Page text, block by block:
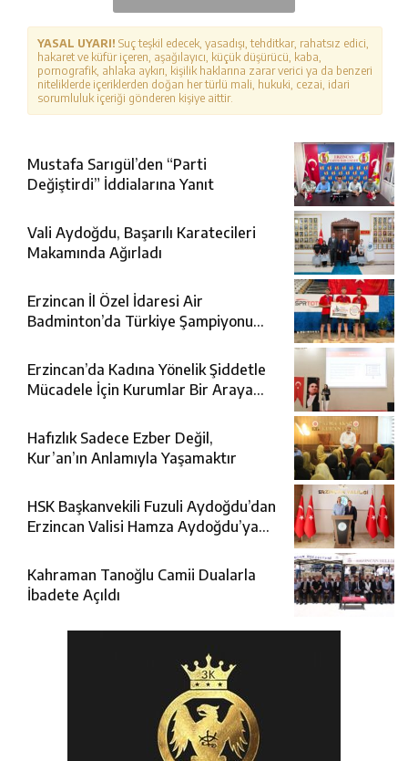
YASAL UYARI! Suç teşkil edecek, yasadışı, tehditkar, rahatsız edici,
hakaret ve küfür içeren, aşağılayıcı, küçük düşürücü, kaba,
pornografik, ahlaka aykırı, kişilik haklarına zarar verici ya da benzeri
niteliklerde içeriklerden doğan her türlü mali, hukuki, cezai, idari
sorumluluk içeriği gönderen kişiye aittir.
Mustafa Sarıgül’den “Parti
Değiştirdi” İddialarına Yanıt
Vali Aydoğdu, Başarılı Karatecileri
Makamında Ağırladı
Erzincan İl Özel İdaresi Air
Badminton’da Türkiye Şampiyonu
Erzincan’da Kadına Yönelik Şiddetle
Mücadele İçin Kurumlar Bir Araya
Hafızlık Sadece Ezber Değil,
Kur’an’ın Anlamıyla Yaşamaktır
HSK Başkanvekili Fuzuli Aydoğdu’dan
Erzincan Valisi Hamza Aydoğdu’ya
Kahraman Tanoğlu Camii Dualarla
İbadete Açıldı